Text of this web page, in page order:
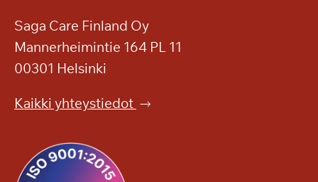
Saga Care Finland Oy
Mannerheimintie 164 PL 11
00301 Helsinki
Kaikki yhteystiedot